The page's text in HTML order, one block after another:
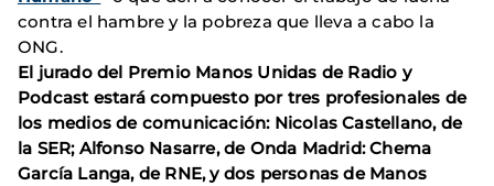
contra el hambre y la pobreza que lleva a cabo la
ONG.
El jurado del Premio Manos Unidas de Radio y
Podcast estará compuesto por tres profesionales de
los medios de comunicación: Nicolas Castellano, de
la SER; Alfonso Nasarre, de Onda Madrid: Chema
García Langa, de RNE, y dos personas de Manos